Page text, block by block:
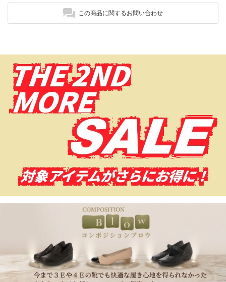
この商品に関するお問い合わせ